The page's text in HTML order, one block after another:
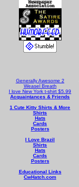
Generally Awesome 2
Weasel Breath
I love New York t-shirt $5.99
Acquaintances & Friends
1 Cute Kitty Shirts & More
Shirts
Hats
Cards
Posters
I Love Brazil
Shirts
Hats
Cards
Posters
Educational Links
CwHatch.com